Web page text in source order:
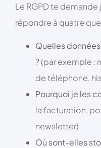
Le RGPD te
répondre à quatre
Quelles
?(par exemple :
de téléphone,
Pourquoi je les
la facturation,
newsletter)
Où sont-elles